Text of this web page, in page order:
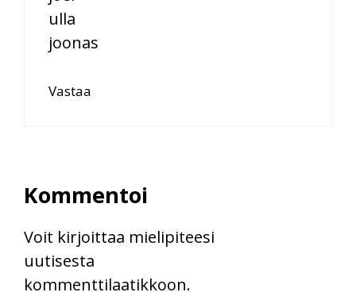
ulla
joonas
Vastaa
Kommentoi
Voit kirjoittaa mielipiteesi
uutisesta
kommenttilaatikkoon.